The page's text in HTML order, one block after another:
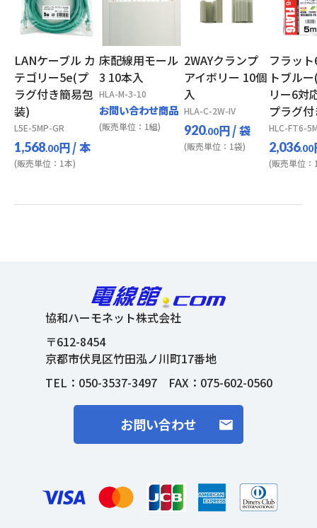
LANケーブル カ
テゴリー5e(プ
ラグ付き簡易包
装)
L5E-5MP-GR
1,568.00円/ 本
(販売単位：1本)
床配線用モール
3 10本入
HLA-M-3-10
お問い合わせ商品
(販売単位：1組)
2WAYクランプ
アイボリー 10個
入
HLA-C-2W-IV
920.00円/ 袋
(販売単位：1袋)
フラッ
トブル
リー6対
プラグ
HLC-FT6-
2,036.00
(販売単位：
協和ハーモネット株式会社
〒612-8454
京都市伏見区竹田泓ノ川町17番地
TEL： 050-3537-3497FAX：075-602-0560
お問い合わせ